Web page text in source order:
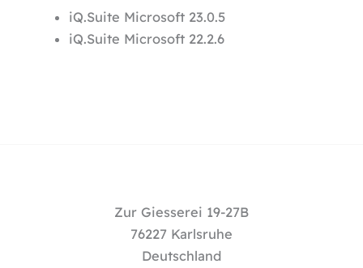
iQ.Suite Microsoft 23.0.5
iQ.Suite Microsoft 22.2.6
Zur Giesserei 19-27B
76227 Karlsruhe
Deutschland